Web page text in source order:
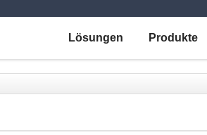
Lösungen Produkte